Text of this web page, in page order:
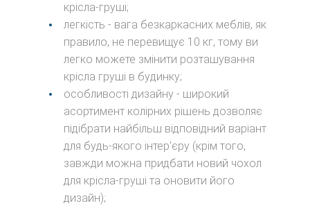
крісла-груші;
легкість - вага безкаркасних меблів, як
правило, не перевищує 10 кг, тому ви
легко можете змінити розташування
крісла груші в будинку;
особливості дизайну - широкий
асортимент колірних рішень дозволяє
підібрати найбільш відповідний варіант
для будь-якого інтер'єру (крім того,
завжди можна придбати новий чохол
для крісла-груші та оновити його
дизайн);